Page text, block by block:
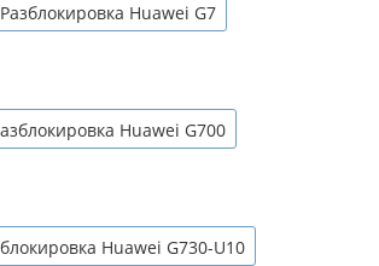
Разблокировка Huawei G7
Huawei G700
Huawei G730-U10